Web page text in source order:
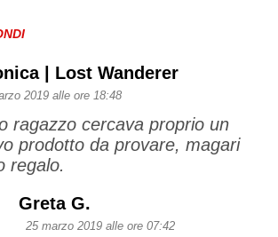
| Lost Wanderer
2019 alle ore 18:48
ragazzo cercava proprio un
prodotto da provare, magari
regalo.
Greta G.
25 marzo 2019 alle ore 07:42